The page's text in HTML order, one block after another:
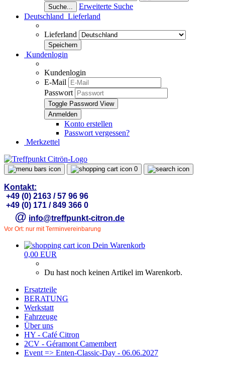
Suche...
Erweiterte Suche
Deutschland Lieferland
Lieferland
Kundenlogin
Kundenlogin
E-Mail
Passwort
Toggle Password View
Konto erstellen
Passwort vergessen?
Merkzettel
0
Kontakt:
+49 (0) 2163 / 57 96 96
+49 (0) 171 / 849 366 0
@ info@treffpunkt-citron.de
Vor Ort: nur mit Terminvereinbarung
Dein Warenkorb
0,00 EUR
Du hast noch keinen Artikel im Warenkorb.
Ersatzteile
BERATUNG
Werkstatt
Fahrzeuge
Über uns
HY - Café Citron
2CV - Géramont Camembert
Event => Enten-Classic-Day - 06.06.2027